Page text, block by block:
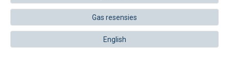
Gas resensies
English